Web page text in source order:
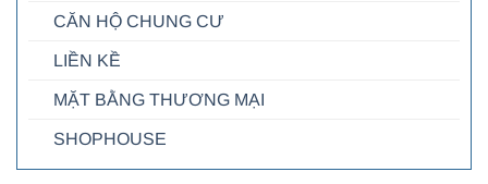
CĂN HỘ CHUNG CƯ
LIỀN KỀ
MẶT BẰNG THƯƠNG MẠI
SHOPHOUSE